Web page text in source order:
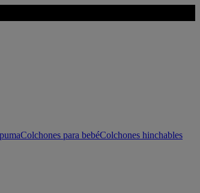
Colchones para bebéColchones hinchables